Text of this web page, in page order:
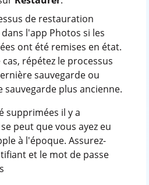
de restauration
l'app Photos si les
ont été remises en état.
cas, répétez le processus
sauvegarde ou
sauvegarde plus ancienne.
supprimées il y a
peut que vous ayez eu
à l'époque. Assurez-
et le mot de passe